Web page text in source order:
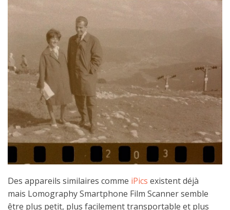
Des appareils similaires comme iPics existent déjà
mais Lomography Smartphone Film Scanner semble
être plus petit, plus facilement transportable et plus